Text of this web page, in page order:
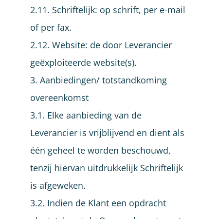
2.11. Schriftelijk: op schrift, per e-mail
of per fax.
2.12. Website: de door Leverancier
geëxploiteerde website(s).
3. Aanbiedingen/ totstandkoming
overeenkomst
3.1. Elke aanbieding van de
Leverancier is vrijblijvend en dient als
één geheel te worden beschouwd,
tenzij hiervan uitdrukkelijk Schriftelijk
is afgeweken.
3.2. Indien de Klant een opdracht